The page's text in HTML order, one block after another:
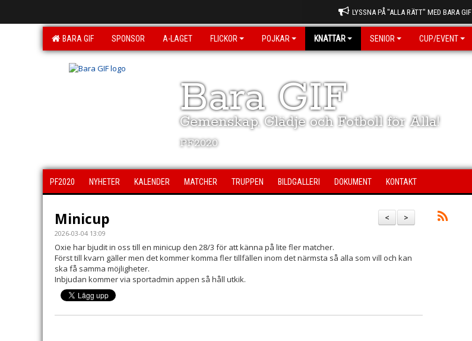
LYSSNA PÅ "ALLA RÄTT" MED BARA GIF
BARA GIF SPONSOR A-LAGET FLICKOR POJKAR KNATTAR SENIOR CUP/EVENT
Bara GIF
Gemenskap, Glädje och Fotboll för Alla!
PF2020
PF2020 NYHETER KALENDER MATCHER TRUPPEN BILDGALLERI DOKUMENT KONTAKT
>
<
Minicup
2026-03-04 13:09
Oxie har bjudit in oss till en minicup den 28/3 för att känna på lite fler matcher.
Först till kvarn gäller men det kommer komma fler tillfällen inom det närmsta så alla som vill och kan
ska få samma möjligheter.
Inbjudan kommer via sportadmin appen så håll utkik.